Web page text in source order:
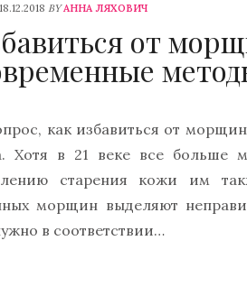
| 18.12.2018 BY АННА ЛЯХОВИЧ
от
как избавиться от
в 21 веке все больше
старения кожи им
морщин выделяют
в соответствии…